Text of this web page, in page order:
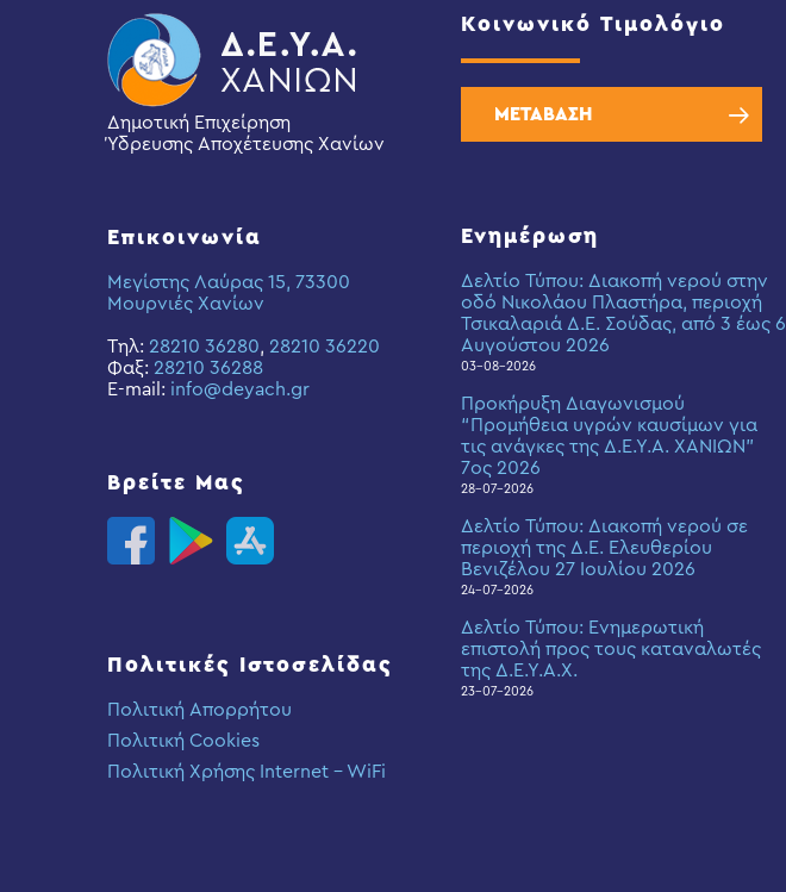
Δημοτική Επιχείρηση
Ύδρευσης Αποχέτευσης Χανίων
Επικοινωνία
Μεγίστης Λαύρας 15, 73300
Μουρνιές Χανίων
Τηλ: 28210 36280, 28210 36220
Φαξ: 28210 36288
E-mail: info@deyach.gr
Βρείτε Μας
Πολιτικές Ιστοσελίδας
Πολιτική Απορρήτου
Πολιτική Cookies
Πολιτική Χρήσης Internet – WiFi
Κοινωνικό Τιμολόγιο
ΜΕΤΑΒΑΣΗ
Ενημέρωση
Δελτίο Τύπου: Διακοπή νερού στην
οδό Νικολάου Πλαστήρα, περιοχή
Τσικαλαριά Δ.Ε. Σούδας, από 3 έως 6
Αυγούστου 2026
03-08-2026
Προκήρυξη Διαγωνισμού
“Προμήθεια υγρών καυσίμων για
τις ανάγκες της Δ.Ε.Υ.Α. ΧΑΝΙΩΝ”
7ος 2026
28-07-2026
Δελτίο Τύπου: Διακοπή νερού σε
περιοχή της Δ.Ε. Ελευθερίου
Βενιζέλου 27 Ιουλίου 2026
24-07-2026
Δελτίο Τύπου: Eνημερωτική
επιστολή προς τους καταναλωτές
της Δ.Ε.Υ.Α.Χ.
23-07-2026